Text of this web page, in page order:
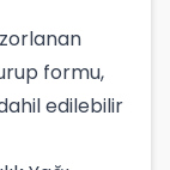
formu,
edilebilir